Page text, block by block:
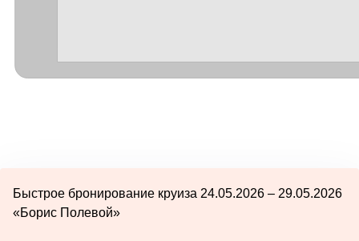
Быстрое бронирование круиза 24.05.2026 – 29.05.2026
«Борис Полевой»